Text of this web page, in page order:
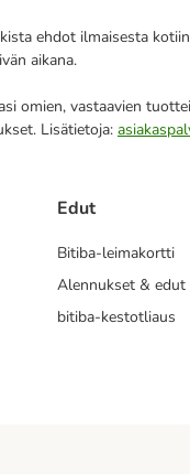
ehdot ilmaisesta
aikana.
omien, vastaavien
Lisätietoja:
Edut
Bitiba-leimakortti
Alennukset & edut
bitiba-kestotliaus